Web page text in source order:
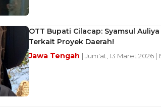
OTT Bupati Cilacap: Syamsul
Terkait Proyek Daerah!
Jawa Tengah | Jum'at, 13 Maret 2026 |